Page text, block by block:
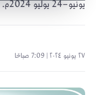
يونيو–24 يوليو 2024م.
٢٧ يونيو ٢٠٢٤ | 7:09 صباحًا